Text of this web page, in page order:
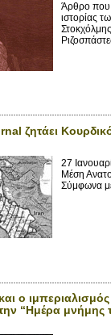
Άρθρο που
ιστορίας
ζητάει
27
Μέση
Σύμφωνα
ο
την “Ημέρα